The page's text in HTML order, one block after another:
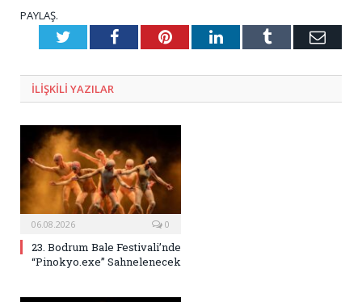
PAYLAŞ.
TwitterFacebookPinterestLinkedInTumblr E-
ILIŞKILI YAZILAR
06.08.2026 0
23. Bodrum Bale Festivali’nde
“Pinokyo.exe” Sahnelenecek